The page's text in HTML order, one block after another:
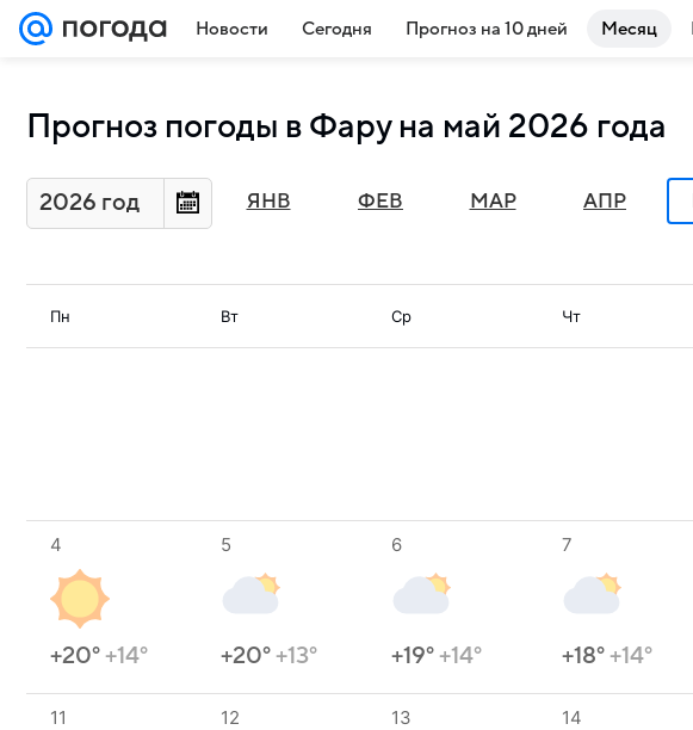
Новости Сегодня Прогноз на 10 дней Месяц
Прогноз погоды в Фару на май 2026 года
2026 год ЯНВ ФЕВ МАР АПР
Пн Вт Ср Чт
4
+20°+14°
5
+20°+13°
6
+19°+14°
7
+18°+14°
11 12 13 14